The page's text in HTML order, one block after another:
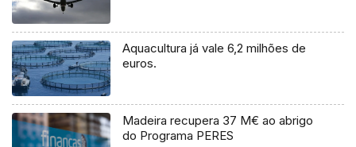
Aquacultura já vale 6,2 milhões de
euros.
Madeira recupera 37 M€ ao abrigo
do Programa PERES